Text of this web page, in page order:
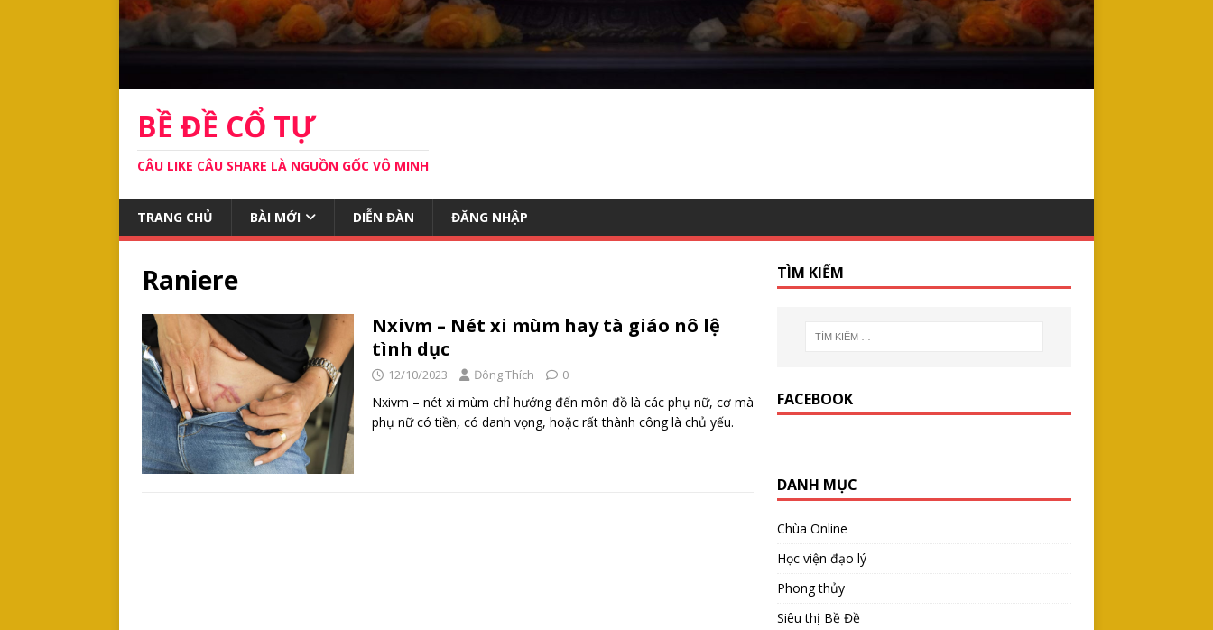
BỀ ĐỀ CỔ TỰ
CÂU LIKE CÂU SHARE LÀ NGUỒN GỐC VÔ MINH
TRANG CHỦ BÀI MỚI DIỄN ĐÀN ĐĂNG NHẬP
Raniere
Nxivm – Nét xi mùm hay tà giáo nô lệ
tình dục
12/10/2023 Đông Thích 0
Nxivm – nét xi mùm chỉ hướng đến môn đồ là các phụ nữ, cơ mà
phụ nữ có tiền, có danh vọng, hoặc rất thành công là chủ yếu.
TÌM KIẾM
FACEBOOK
DANH MỤC
Chùa Online
Học viện đạo lý
Phong thủy
Siêu thị Bề Đề